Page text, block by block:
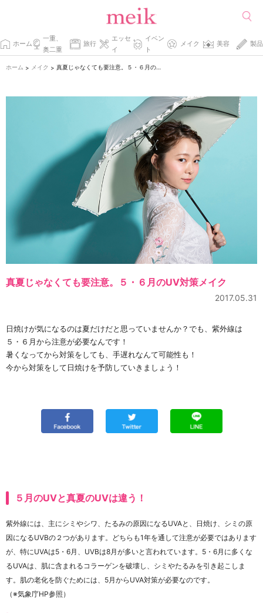
ホーム
一重、
奥二重
旅行
エッセ
イ
イベン
ト
メイク 美容 製品
ホーム > メイク > 真夏じゃなくても要注意。５・６月のUV対策メイク
真夏じゃなくても要注意。５・６月のUV対策メイク
2017.05.31
日焼けが気になるのは夏だけだと思っていませんか？でも、紫外線は
５・６月から注意が必要なんです！
暑くなってから対策をしても、手遅れなんて可能性も！
今から対策をして日焼けを予防していきましょう！
５月のUVと真夏のUVは違う！
紫外線には、主にシミやシワ、たるみの原因になるUVAと、日焼け、シミの原
因になるUVBの２つがあります。どちらも1年を通して注意が必要ではあります
が、特にUVAは5・6月、UVBは8月が多いと言われています。5・6月に多くな
るUVAは、肌に含まれるコラーゲンを破壊し、シミやたるみを引き起こしま
す。肌の老化を防ぐためには、5月からUVA対策が必要なのです。
（※気象庁HP参照）